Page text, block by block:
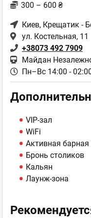
300 – 600 ₴
Киев, Крещатик -
ул. Костельная, 11
+38073 492 7909
Майдан
Пн–Вс 14:00 -
VIP-зал
WiFi
Активная барная
Бронь столиков
Кальян
Лаунж-зона